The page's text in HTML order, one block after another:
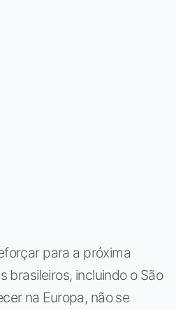
para a próxima
brasileiros, incluindo o São
na Europa, não se